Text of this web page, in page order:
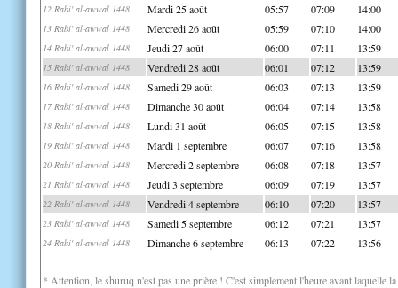
12 Rabi' al-awwal 1448 Mardi 25 août 05:57 07:09 14:00
13 Rabi' al-awwal 1448 Mercredi 26 août 05:59 07:10 14:00
14 Rabi' al-awwal 1448 Jeudi 27 août 06:00 07:11 13:59
15 Rabi' al-awwal 1448 Vendredi 28 août 06:01 07:12 13:59
16 Rabi' al-awwal 1448 Samedi 29 août 06:03 07:13 13:59
17 Rabi' al-awwal 1448 Dimanche 30 août 06:04 07:14 13:58
18 Rabi' al-awwal 1448 Lundi 31 août 06:05 07:15 13:58
19 Rabi' al-awwal 1448 Mardi 1 septembre 06:07 07:16 13:58
20 Rabi' al-awwal 1448 Mercredi 2 septembre 06:08 07:18 13:57
21 Rabi' al-awwal 1448 Jeudi 3 septembre 06:09 07:19 13:57
22 Rabi' al-awwal 1448 Vendredi 4 septembre 06:10 07:20 13:57
23 Rabi' al-awwal 1448 Samedi 5 septembre 06:12 07:21 13:57
24 Rabi' al-awwal 1448 Dimanche 6 septembre 06:13 07:22 13:56
* Attention, le shuruq n'est pas une prière ! C'est simplement l'heure avant laquelle